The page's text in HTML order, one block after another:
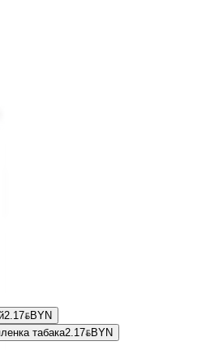
2.17BYNBYN
табака2.17BYNBYN